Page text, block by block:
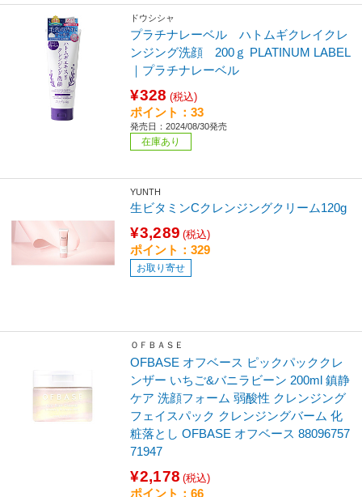
ドウシシャ
プラチナレーベル ハトムギクレイクレ
ンジング洗顔 200ｇ PLATINUM LABEL
｜プラチナレーベル
¥328 (税込)
ポイント：33
発売日：2024/08/30発売
在庫あり
YUNTH
生ビタミンCクレンジングクリーム120g
¥3,289 (税込)
ポイント：329
お取り寄せ
ＯＦＢＡＳＥ
OFBASE オフベース ピックパッククレ
ンザー いちご&バニラビーン 200ml 鎮静
ケア 洗顔フォーム 弱酸性 クレンジング
フェイスパック クレンジングバーム 化
粧落とし OFBASE オフベース 88096757
71947
¥2,178 (税込)
ポイント：66